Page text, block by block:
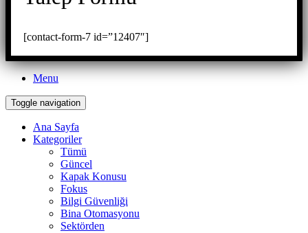
[contact-form-7 id=”12407″]
Menu
Toggle navigation
Ana Sayfa
Kategoriler
Tümü
Güncel
Kapak Konusu
Fokus
Bilgi Güvenliği
Bina Otomasyonu
Sektörden